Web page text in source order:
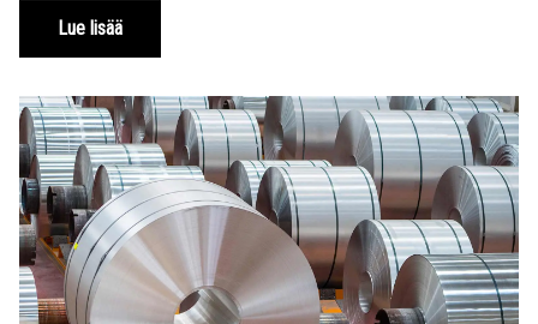
Lue lisää